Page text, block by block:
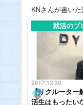
KNさんが書い
就活のプ
2017.12.30
【リクルーター
活生はもったい